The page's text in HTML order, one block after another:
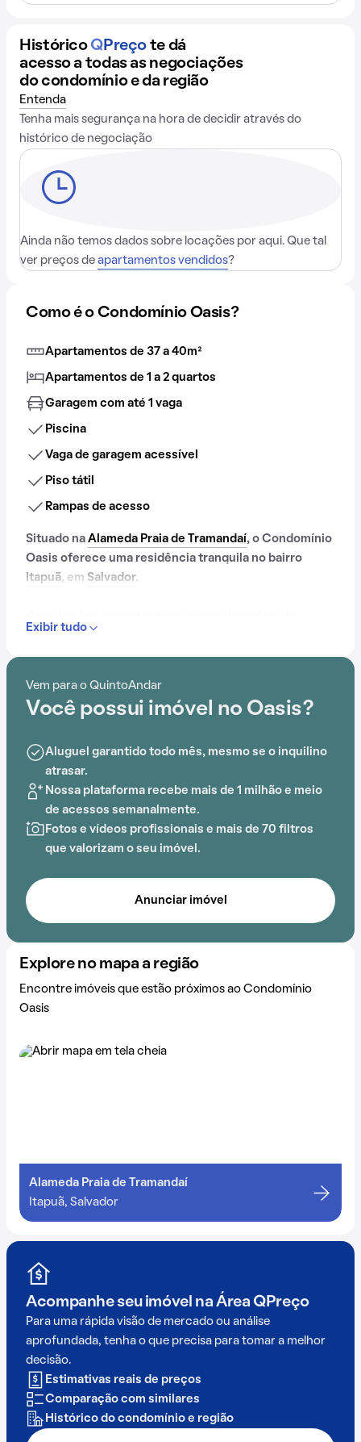
Histórico QPreço te dá
acesso a todas as negociações
do condomínio e da região
Entenda
Tenha mais segurança na hora de decidir através do
histórico de negociação
Ainda não temos dados sobre locações por aqui. Que tal
ver preços de apartamentos vendidos?
Como é o Condomínio Oasis?
Apartamentos de 37 a 40m²
Apartamentos de 1 a 2 quartos
Garagem com até 1 vaga
Piscina
Vaga de garagem acessível
Piso tátil
Rampas de acesso
Situado na Alameda Praia de Tramandaí, o Condomínio
Oasis oferece uma residência tranquila no bairro
Itapuã, em Salvador.
Maris, Praia Stella Maris, Colégio Marízia Maior, Stella
Farmácias Pague Menos adiciona conveniência ao
cotidiano.
Exibir tudo
Vem para o QuintoAndar
Você possui imóvel no Oasis?
Aluguel garantido todo mês, mesmo se o inquilino
atrasar.
Nossa plataforma recebe mais de 1 milhão e meio
de acessos semanalmente.
Fotos e vídeos profissionais e mais de 70 filtros
que valorizam o seu imóvel.
Anunciar imóvel
Explore no mapa a região
Encontre imóveis que estão próximos ao Condomínio
Oasis
Alameda Praia de Tramandaí
Itapuã, Salvador
Acompanhe seu imóvel na Área QPreço
Para uma rápida visão de mercado ou análise
aprofundada, tenha o que precisa para tomar a melhor
decisão.
Estimativas reais de preços
Comparação com similares
Histórico do condomínio e região